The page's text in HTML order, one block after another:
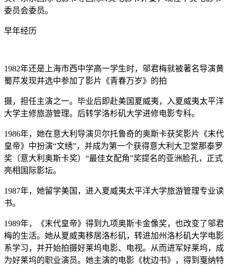
委员会委员。
早年经历
1982年还是上海市西中学高一学生时，邬君梅就被著名导演黄
蜀芹发现并选中参加了影片《青春万岁》的拍
摄，担任主演之一。毕业后即赴美国夏威夷，入夏威夷太平洋
大学主修旅游管理。后转学洛杉矶大学进修电影专科。
1986年，她在意大利导演贝尔托鲁奇的奥斯卡获奖影片《末代
皇帝》中扮演“文绣”，并成为第一个获得意大利大卫堂那泰罗
奖（意大利奥斯卡奖）“最佳女配角”奖提名的亚洲脸孔，正式
亮相国际影坛。
1987年，她留学美国，进入夏威夷太平洋大学旅游管理专业读
书。
1989年，《末代皇帝》得到九项奥斯卡金像奖，也改变了邬君
梅的生活。她从夏威夷移居洛杉矶，转进加州洛杉矶大学电影
系学习，并开始拍摄好莱坞电影、电视。从而进军好莱坞，成
为好莱坞的职业演员。她主演的电影《枕边书》，得到戛纳特